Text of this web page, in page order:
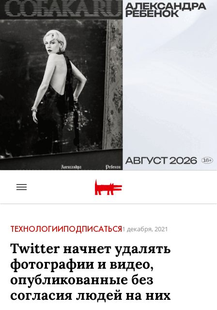
ТЕХНОЛОГИИПОДПИСАТЬСЯ1 декабря, 2021
Twitter начнет удалять
фотографии и видео,
опубликованные без
согласия людей на них